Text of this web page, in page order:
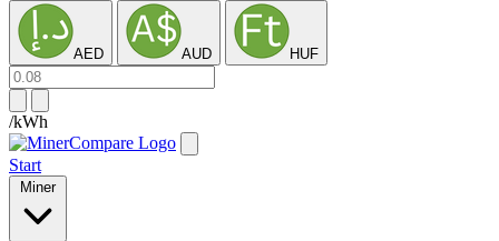
AED AUD HUF
/kWh
Start
Miner